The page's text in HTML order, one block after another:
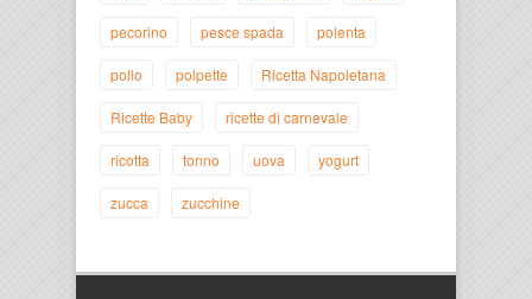
pecorino pesce spada polenta
pollo polpette Ricetta Napoletana
Ricette Baby ricette di carnevale
ricotta tonno uova yogurt
zucca zucchine